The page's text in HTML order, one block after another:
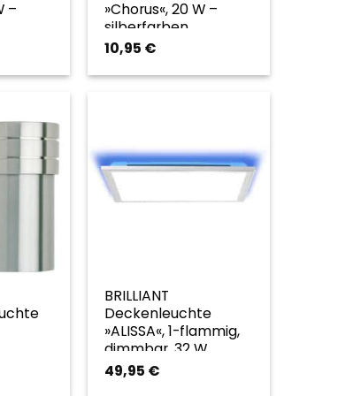
–
»Chorus«, 20 W –
silberfarben
10,95 €
BRILLIANT
Deckenleuchte
»ALISSA«, 1-flammig,
dimmbar, 32 W,
2700-6200 K, BxHxT:
395 x 53 x 395 mm, IP
49,95 €